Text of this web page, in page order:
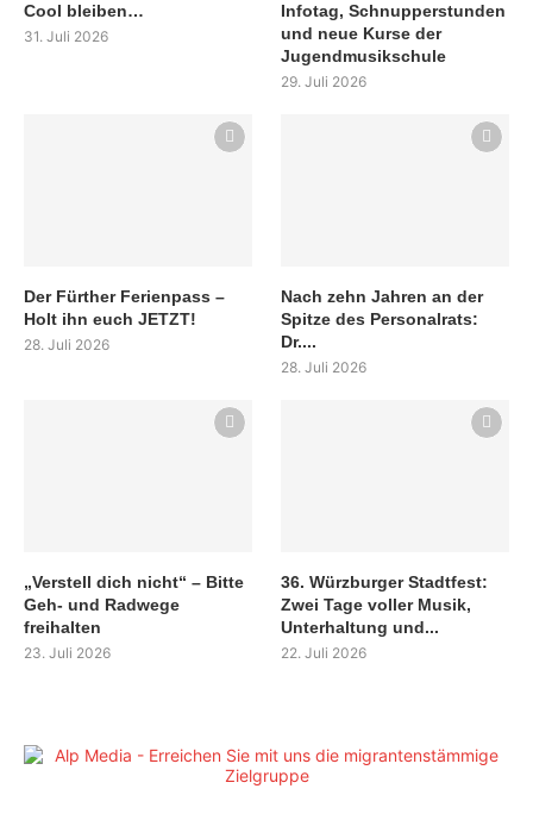
Cool bleiben…
31. Juli 2026
Infotag, Schnupperstunden
und neue Kurse der
Jugendmusikschule
29. Juli 2026
Der Fürther Ferienpass –
Holt ihn euch JETZT!
28. Juli 2026
Nach zehn Jahren an der
Spitze des Personalrats:
Dr....
28. Juli 2026
„Verstell dich nicht“ – Bitte
Geh- und Radwege
freihalten
23. Juli 2026
36. Würzburger Stadtfest:
Zwei Tage voller Musik,
Unterhaltung und...
22. Juli 2026